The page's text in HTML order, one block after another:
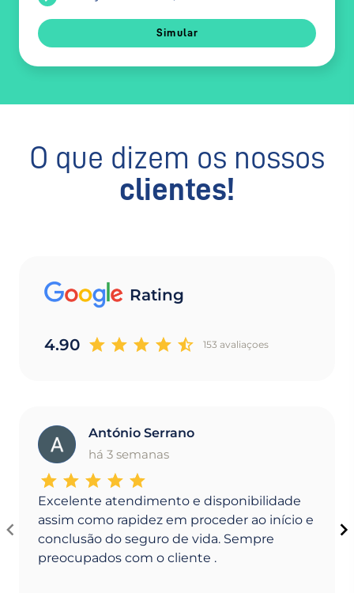
Simular
O que dizem os nossos
clientes!
Rating
4.90 153 avaliaçoes
A
António Serrano
há 3 semanas
Excelente atendimento e disponibilidade
assim como rapidez em proceder ao início e
conclusão do seguro de vida. Sempre
preocupados com o cliente .